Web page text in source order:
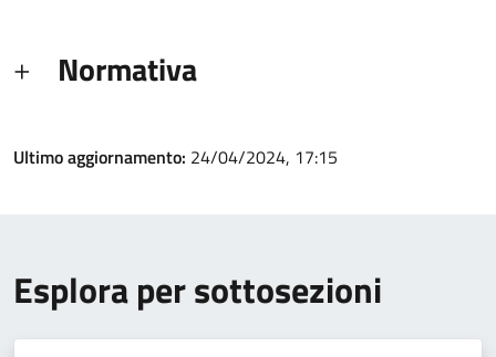
Normativa
Ultimo aggiornamento: 24/04/2024, 17:15
Esplora per sottosezioni